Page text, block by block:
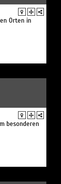
Orten in
besonderen